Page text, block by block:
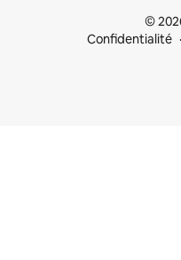
©
Confidentialité